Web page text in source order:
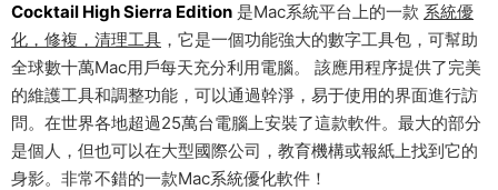
Cocktail High Sierra Edition 是Mac系統平台上的一款 系統優
化，修複，清理工具 ，它是一個功能強大的數字工具包，可幫助
全球數十萬Mac用戶每天充分利用電腦。 該應用程序提供了完美
的維護工具和調整功能，可以通過幹淨，易于使用的界面進行訪
問。在世界各地超過25萬台電腦上安裝了這款軟件。最大的部分
是個人，但也可以在大型國際公司，教育機構或報紙上找到它的
身影。非常不錯的一款Mac系統優化軟件！